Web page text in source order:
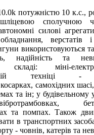
потужністю 10 к.с.,
сполучною
силові
верстатів
використовуються
надійність та
складі: міні-
техніці -
самохідних
та ін; у будівельному
та помпах. Також
в транспортних
- човнів, катерів та